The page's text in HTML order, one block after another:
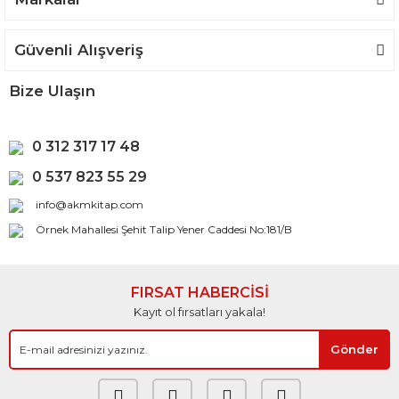
Güvenli Alışveriş
Bize Ulaşın
0 312 317 17 48
0 537 823 55 29
info@akmkitap.com
Örnek Mahallesi Şehit Talip Yener Caddesi No:181/B
FIRSAT HABERCİSİ
Kayıt ol fırsatları yakala!
Gönder